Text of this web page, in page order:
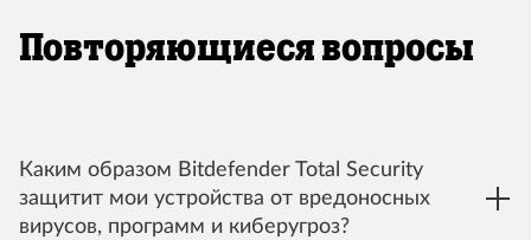
Повторяющиеся вопросы
Каким образом Bitdefender Total Security
защитит мои устройства от вредоносных
вирусов, программ и киберугроз?